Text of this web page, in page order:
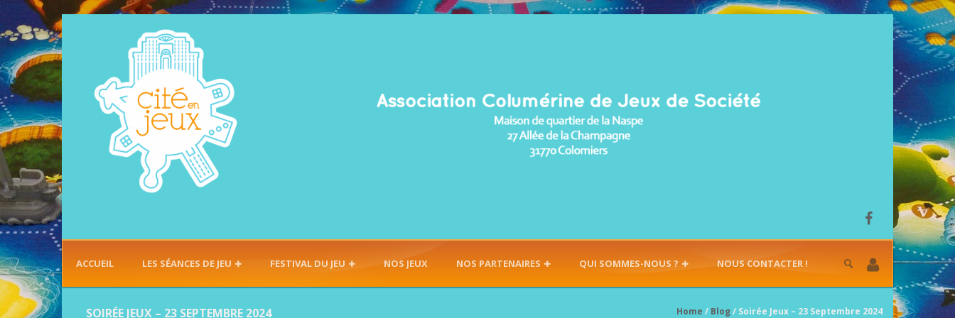
ACCUEIL LES SÉANCES DE JEU FESTIVAL DU JEU NOS JEUX NOS PARTENAIRES QUI SOMMES-NOUS ? NOUS CONTACTER !
SOIRÉE JEUX – 23 SEPTEMBRE 2024 Home / Blog/ Soirée Jeux – 23 Septembre 2024